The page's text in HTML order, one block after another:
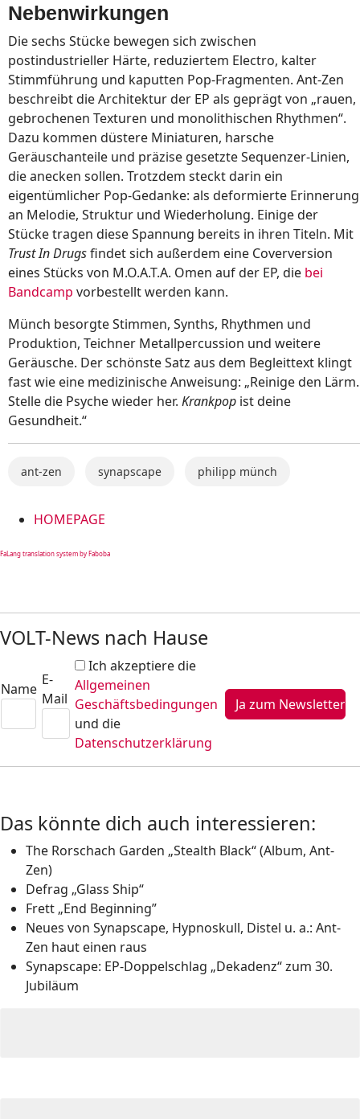
Nebenwirkungen
Die sechs Stücke bewegen sich zwischen
postindustrieller Härte, reduziertem Electro, kalter
Stimmführung und kaputten Pop-Fragmenten. Ant-Zen
beschreibt die Architektur der EP als geprägt von „rauen,
gebrochenen Texturen und monolithischen Rhythmen“.
Dazu kommen düstere Miniaturen, harsche
Geräuschanteile und präzise gesetzte Sequenzer-Linien,
die anecken sollen. Trotzdem steckt darin ein
eigentümlicher Pop-Gedanke: als deformierte Erinnerung
an Melodie, Struktur und Wiederholung. Einige der
Stücke tragen diese Spannung bereits in ihren Titeln. Mit
Trust In Drugsfindet sich außerdem eine Coverversion
eines Stücks von M.O.A.T.A. Omen auf der EP, die bei
Bandcamp vorbestellt werden kann.
Münch besorgte Stimmen, Synths, Rhythmen und
Produktion, Teichner Metallpercussion und weitere
Geräusche. Der schönste Satz aus dem Begleittext klingt
fast wie eine medizinische Anweisung: „Reinige den Lärm.
Stelle die Psyche wieder her. Krankpop ist deine
Gesundheit.“
ant-zen synapscape philipp münch
HOMEPAGE
FaLang translation system by Faboba
VOLT-News nach Hause
Name
E-
Mail
Ich akzeptiere die
Allgemeinen
Geschäftsbedingungen
und die
Datenschutzerklärung
Das könnte dich auch interessieren:
The Rorschach Garden „Stealth Black“ (Album, Ant-
Zen)
Defrag „Glass Ship“
Frett „End Beginning”
Neues von Synapscape, Hypnoskull, Distel u. a.: Ant-
Zen haut einen raus
Synapscape: EP-Doppelschlag „Dekadenz“ zum 30.
Jubiläum